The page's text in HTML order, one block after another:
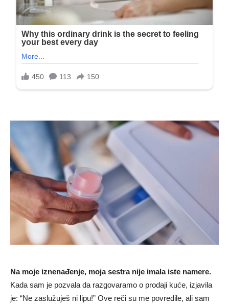
Na moje iznenađenje, moja sestra nije imala iste namere.
Kada sam je pozvala da razgovaramo o prodaji kuće, izjavila
je: “Ne zaslužuješ ni lipu!” Ove reči su me povredile, ali sam